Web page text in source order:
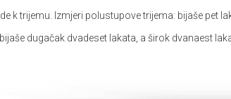
k trijemu. Izmjeri polustupove trijema: bijaše pet
dugačak dvadeset lakata, a širok dvanaest